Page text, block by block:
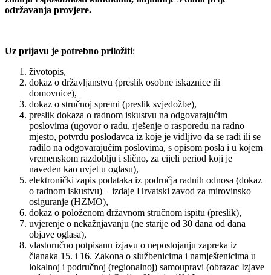
održavanja provjere.
Uz prijavu je potrebno priložiti:
životopis,
dokaz o državljanstvu (preslik osobne iskaznice ili
domovnice),
dokaz o stručnoj spremi (preslik svjedožbe),
preslik dokaza o radnom iskustvu na odgovarajućim
poslovima (ugovor o radu, rješenje o rasporedu na radno
mjesto, potvrdu poslodavca iz koje je vidljivo da se radi ili se
radilo na odgovarajućim poslovima, s opisom posla i u kojem
vremenskom razdoblju i slično, za cijeli period koji je
naveden kao uvjet u oglasu),
elektronički zapis podataka iz područja radnih odnosa (dokaz
o radnom iskustvu) – izdaje Hrvatski zavod za mirovinsko
osiguranje (HZMO),
dokaz o položenom državnom stručnom ispitu (preslik),
uvjerenje o nekažnjavanju (ne starije od 30 dana od dana
objave oglasa),
vlastoručno potpisanu izjavu o nepostojanju zapreka iz
članaka 15. i 16. Zakona o službenicima i namještenicima u
lokalnoj i područnoj (regionalnoj) samoupravi (obrazac Izjave